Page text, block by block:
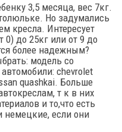
3,5 месяца, вес 7кг.
Но задумались
кресла. Интересует
0) до 25кг или от 9 до
более надежным?
модель со
chevrolet
quashkai. Больше
т к в них
и то,что есть
немецкие, если они